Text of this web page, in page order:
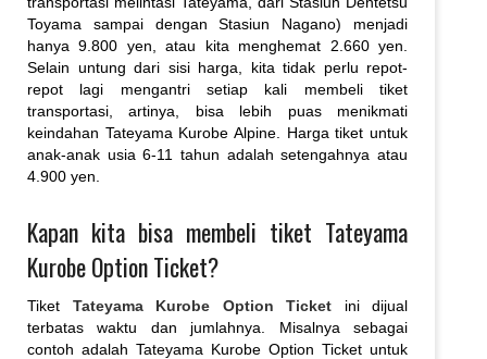
Toyama sampai dengan Stasiun Nagano) menjadi
hanya 9.800 yen, atau kita menghemat 2.660 yen.
Selain untung dari sisi harga, kita tidak perlu repot-
repot lagi mengantri setiap kali membeli tiket
transportasi, artinya, bisa lebih puas menikmati
keindahan Tateyama Kurobe Alpine. Harga tiket untuk
anak-anak usia 6-11 tahun adalah setengahnya atau
4.900 yen.
Kapan kita bisa membeli tiket Tateyama
Kurobe Option Ticket?
Tiket Tateyama Kurobe Option Ticket ini dijual
terbatas waktu dan jumlahnya. Misalnya sebagai
contoh adalah Tateyama Kurobe Option Ticket untuk